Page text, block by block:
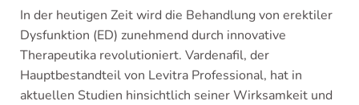
In der heutigen Zeit wird die Behandlung von erektiler
Dysfunktion (ED) zunehmend durch innovative
Therapeutika revolutioniert. Vardenafil, der
Hauptbestandteil von Levitra Professional, hat in
aktuellen Studien hinsichtlich seiner Wirksamkeit und